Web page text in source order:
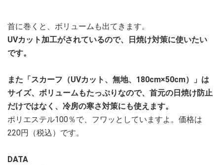
首に巻くと、ボリュームも出てきます。
UVカット加工がされているので、日焼け対策に使いたい
です。
また「スカーフ（UVカット、無地、180cm×50cm）」は
サイズ、ボリュームもたっぷりなので、首元の日焼け防止
だけではなく、冷房の寒さ対策にも使えます。
ポリエステル100％で、フワッとしていますよ。価格は
220円（税込）です。
DATA